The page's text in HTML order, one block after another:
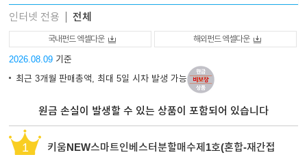
모바
인터넷 전용 전체
국내펀드 엑셀다운 해외펀드 엑셀다운
2026.08.09 기준
최근 3개월 판매총액, 최대 5일 시차 발생 가능
원금 손실이 발생할 수 있는 상품이 포함되어 있습니다
1
키움NEW스마트인베스터분할매수제1호(혼합-재간접